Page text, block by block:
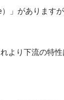
」があります
より下流の特性